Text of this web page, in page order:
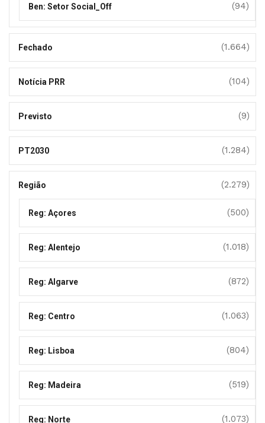
Ben: Setor Social_Off (94)
Fechado (1.664)
Notícia PRR (104)
Previsto (9)
PT2030 (1.284)
Região (2.279)
Reg: Açores (500)
Reg: Alentejo (1.018)
Reg: Algarve (872)
Reg: Centro (1.063)
Reg: Lisboa (804)
Reg: Madeira (519)
Reg: Norte (1.073)